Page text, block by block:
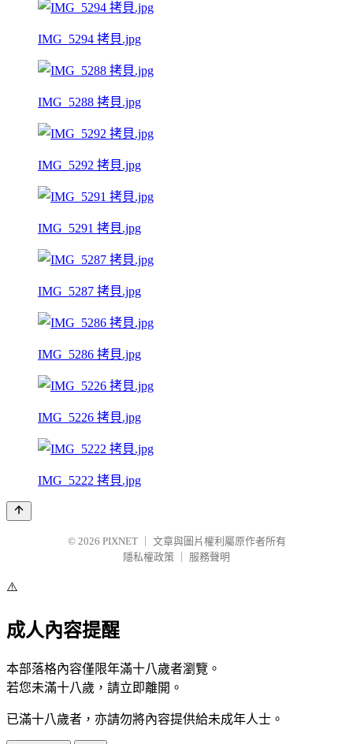
IMG_5294 拷貝.jpg
IMG_5288 拷貝.jpg
IMG_5292 拷貝.jpg
IMG_5291 拷貝.jpg
IMG_5287 拷貝.jpg
IMG_5286 拷貝.jpg
IMG_5226 拷貝.jpg
IMG_5222 拷貝.jpg
© 2026 PIXNET
文章與圖片權利屬原作者所有
隱私權政策
服務聲明
⚠️
成人內容提醒
本部落格內容僅限年滿十八歲者瀏覽。
若您未滿十八歲，請立即離開。
已滿十八歲者，亦請勿將內容提供給未成年人士。